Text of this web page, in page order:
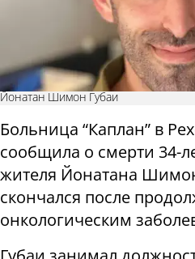
Йонатан Шимон Губаи
Больница “Каплан” в
сообщила о смерти 34-
жителя Йонатана
скончался после
онкологическим